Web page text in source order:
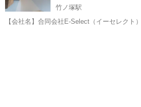
竹ノ塚駅
【会社名】合同会社E-Select（イーセレクト） 【所在地】〒121-0812